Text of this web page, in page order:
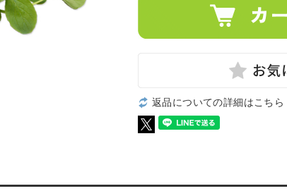
返品についての詳細はこちら